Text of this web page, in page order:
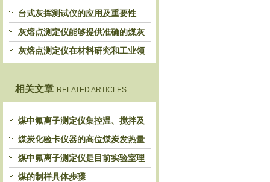
台式灰挥测试仪的应用及重要性
灰熔点测定仪能够提供准确的煤灰
熔融性参数
灰熔点测定仪在材料研究和工业领
相关文章 RELATED ARTICLES
煤中氟离子测定仪集控温、搅拌及
蒸汽量控制于一体
煤炭化验卡仪器的高位煤炭发热量
和低位煤炭发热量的区别
煤中氟离子测定仪是目前实验室理
想的测氟仪器
煤的制样具体步骤